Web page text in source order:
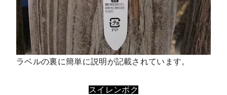
ラベルの裏に簡単に説明が記載されています。
スイレンボク